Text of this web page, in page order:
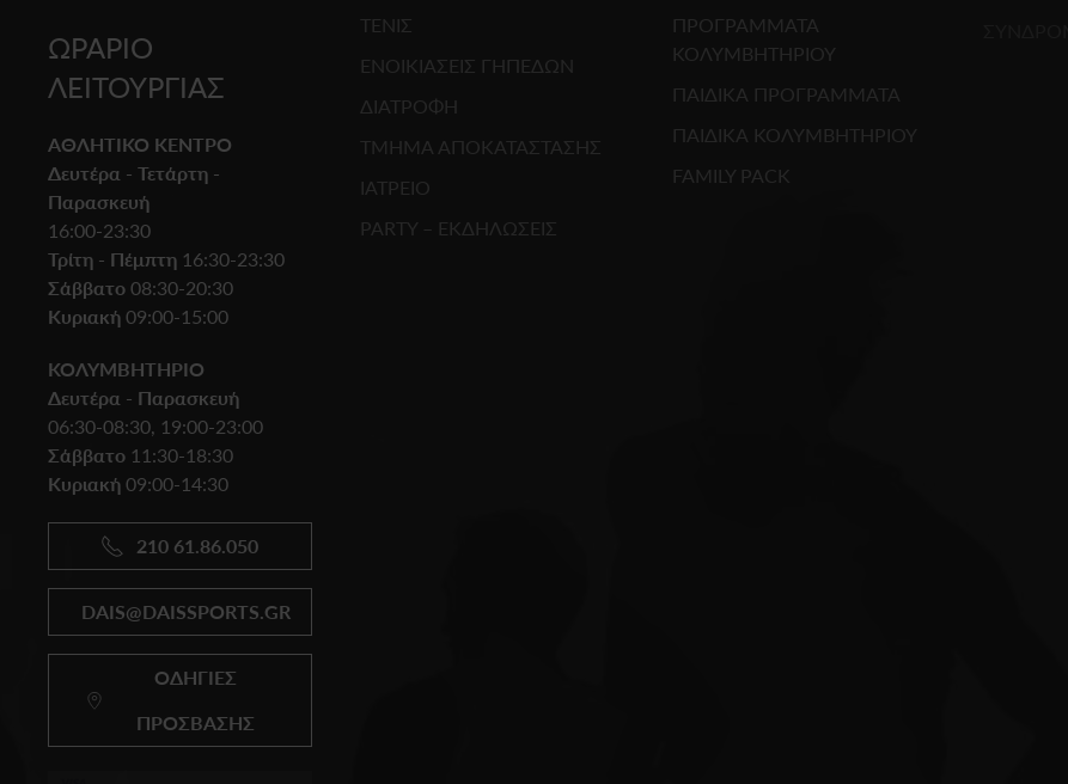
ΩΡΑΡΙΟ
ΛΕΙΤΟΥΡΓΙΑΣ
ΑΘΛΗΤΙΚΟ ΚΕΝΤΡΟ
Δευτέρα - Τετάρτη -
Παρασκευή
16:00-23:30
Τρίτη - Πέμπτη 16:30-23:30
Σάββατο08:30-20:30
Κυριακή09:00-15:00
ΚΟΛΥΜΒΗΤΗΡΙΟ
Δευτέρα - Παρασκευή
06:30-08:30, 19:00-23:00
Σάββατο 11:30-18:30
Κυριακή09:00-14:30
210 61.86.050
DAIS@DAISSPORTS.GR
ΟΔΗΓΙΕΣ
ΠΡΟΣΒΑΣΗΣ
ΤΕΝΙΣ
ΕΝΟΙΚΙΑΣΕΙΣ ΓΗΠΕΔΩΝ
ΔΙΑΤΡΟΦΗ
ΤΜΗΜΑ ΑΠΟΚΑΤΑΣΤΑΣΗΣ
ΙΑΤΡΕΙΟ
PARTY – ΕΚΔΗΛΩΣΕΙΣ
ΠΡΟΓΡΑΜΜΑΤΑ
ΚΟΛΥΜΒΗΤΗΡΙΟΥ
ΠΑΙΔΙΚΑ ΠΡΟΓΡΑΜΜΑΤΑ
ΠΑΙΔΙΚΑ ΚΟΛΥΜΒΗΤΗΡΙΟΥ
FAMILY PACK